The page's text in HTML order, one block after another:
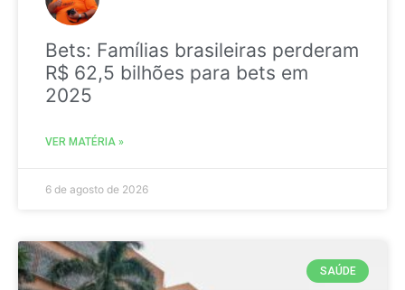
Bets: Famílias brasileiras perderam
R$ 62,5 bilhões para bets em
2025
VER MATÉRIA »
6 de agosto de 2026
SAÚDE